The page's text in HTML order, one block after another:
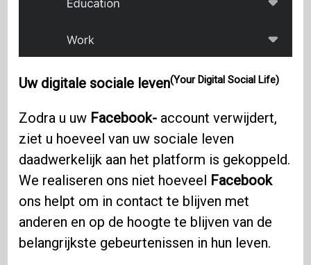
Uw digitale sociale leven(Your Digital Social Life)
Zodra u uw Facebook- account verwijdert,
ziet u hoeveel van uw sociale leven
daadwerkelijk aan het platform is gekoppeld.
We realiseren ons niet hoeveel Facebook
ons ​​helpt om in contact te blijven met
anderen en op de hoogte te blijven van de
belangrijkste gebeurtenissen in hun leven.